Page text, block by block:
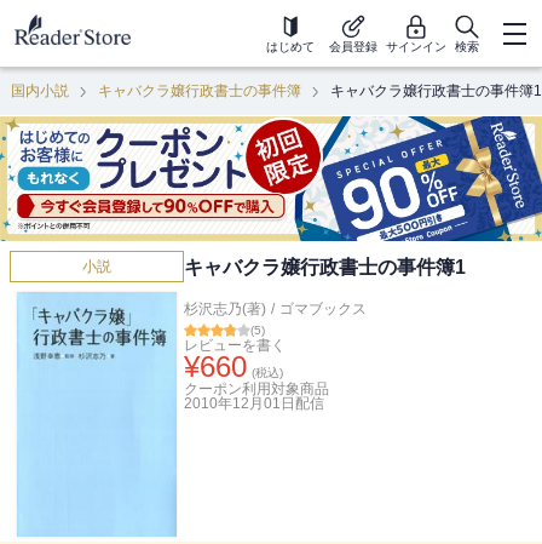
はじめて 会員登録 サインイン 検索
国内小説 キャバクラ嬢行政書士の事件簿 キャバクラ嬢行政書士の事件簿1
小説 キャバクラ嬢行政書士の事件簿1
杉沢志乃(著) / ゴマブックス
(5)
レビューを書く
¥660 (税込)
クーポン利用対象商品
2010年12月01日 配信